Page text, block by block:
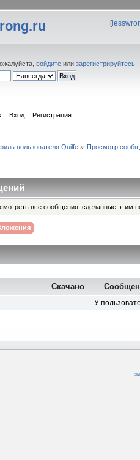
[
войдите или зарегистрируйтесь
Вход Регистрация
пользователя Quilfe» Просмотр
все сообщения, сделанные этим
Скачано
У